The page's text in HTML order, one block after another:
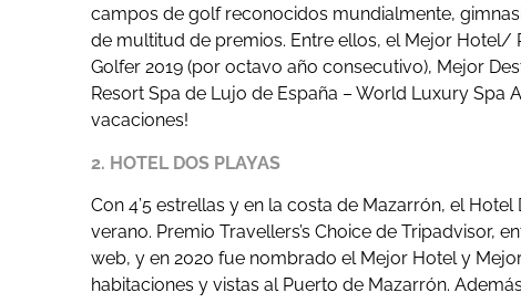
campos de golf reconocidos mundialmente,
de multitud de premios. Entre ellos, el Mejor Hotel/
Golfer 2019 (por octavo año consecutivo), Mejor
Resort Spa de Lujo de España – World Luxury Spa
vacaciones!
2. HOTEL DOS PLAYAS
Con 4’5 estrellas y en la costa de Mazarrón, el
verano. Premio Travellers’s Choice de Tripadvisor,
web, y en 2020 fue nombrado el Mejor Hotel y
habitaciones y vistas al Puerto de Mazarrón.